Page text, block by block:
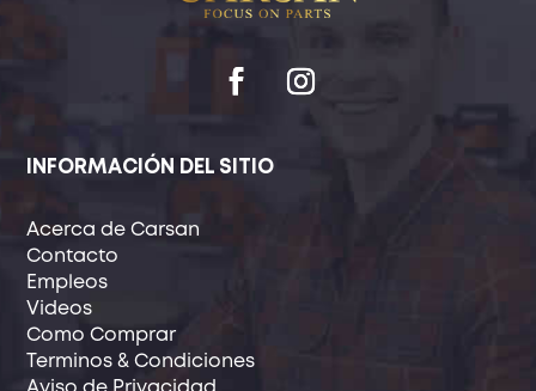
INFORMACIÓN DEL SITIO
Acerca de Carsan
Contacto
Empleos
Videos
Como Comprar
Terminos & Condiciones